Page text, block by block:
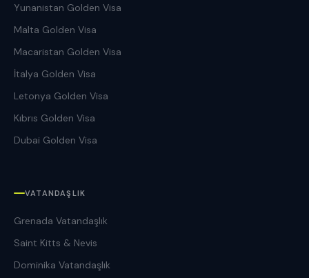
Yunanistan Golden Visa
Malta Golden Visa
Macaristan Golden Visa
İtalya Golden Visa
Letonya Golden Visa
Kıbrıs Golden Visa
Dubai Golden Visa
VATANDAŞLIK
Grenada Vatandaşlık
Saint Kitts & Nevis
Dominika Vatandaşlık